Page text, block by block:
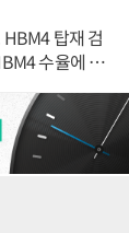
탑재 검
수율에 주